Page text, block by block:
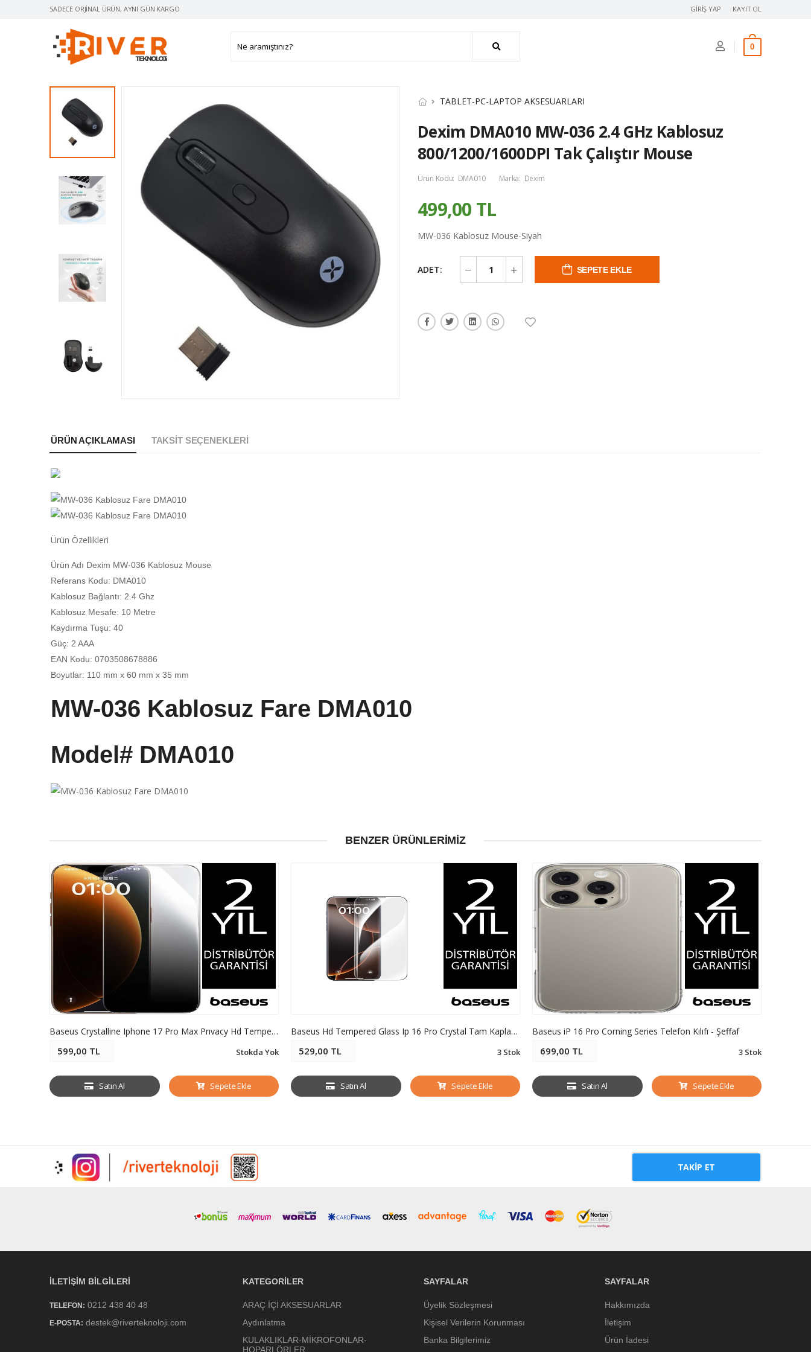
SADECE ORJINAL ÜRÜN, AYNI GÜN KARGO GIRIŞ YAP KAYIT OL
0
TABLET-PC-LAPTOP AKSESUARLARI
Dexim DMA010 MW-036 2.4 GHz Kablosuz
800/1200/1600DPI Tak Çalıştır Mouse
Ürün Kodu: DMA010 Marka: Dexim
499,00 TL
MW-036 Kablosuz Mouse-Siyah
ADET: SEPETE EKLE
ÜRÜN AÇIKLAMASI TAKSIT SEÇENEKLERI
Ürün Özellikleri
Ürün Adı Dexim MW-036 Kablosuz Mouse
Referans Kodu: DMA010
Kablosuz Bağlantı: 2.4 Ghz
Kablosuz Mesafe: 10 Metre
Kaydırma Tuşu: 40
Güç: 2 AAA
EAN Kodu: 0703508678886
Boyutlar: 110 mm x 60 mm x 35 mm
MW-036 Kablosuz Fare DMA010
Model# DMA010
BENZER ÜRÜNLERIMIZ
Baseus Crystalline Iphone 17 Pro Max Prıvacy Hd Temperli Cam Ekran Koruyucu
599,00 TL Stokda Yok
Satın Al Sepete Ekle
Baseus Hd Tempered Glass Ip 16 Pro Crystal Tam Kaplama Hd Ekran Koruyucu
529,00 TL 3 Stok
Satın Al Sepete Ekle
Baseus iP 16 Pro Corning Series Telefon Kılıfı - Şeffaf
699,00 TL 3 Stok
Satın Al Sepete Ekle
TAKIP ET
İLETIŞIM BILGILERI
TELEFON: 0212 438 40 48
E-POSTA: destek@riverteknoloji.com
KATEGORILER
ARAÇ İÇİ AKSESUARLAR
Aydınlatma
KULAKLIKLAR-MİKROFONLAR-
HOPARLÖRLER
SAYFALAR
Üyelik Sözleşmesi
Kişisel Verilerin Korunması
Banka Bilgilerimiz
SAYFALAR
Hakkımızda
İletişim
Ürün İadesi